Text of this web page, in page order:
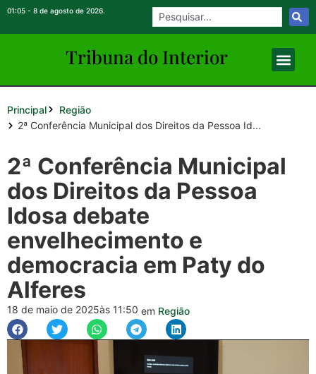
01:05 - 8 de agosto de 2026.
Tribuna do Interior
Principal
Região
2ª Conferência Municipal dos Direitos da Pessoa Id...
2ª Conferência Municipal
dos Direitos da Pessoa
Idosa debate
envelhecimento e
democracia em Paty do
Alferes
18 de maio de 2025às 11:50 em Região